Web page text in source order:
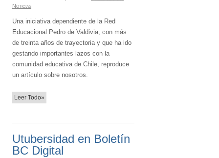
Noticias
Una iniciativa dependiente de la Red
Educacional Pedro de Valdivia, con más
de treinta años de trayectoria y que ha ido
gestando importantes lazos con la
comunidad educativa de Chile, reproduce
un artículo sobre nosotros.
Leer Todo»
Utubersidad en Boletín
BC Digital